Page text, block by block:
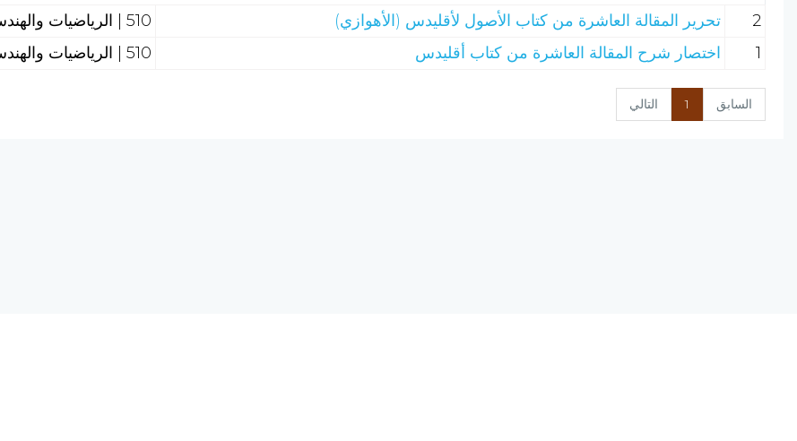
2 تحرير المقالة العاشرة من كتاب الأصول لأقليدس (الأهوازي) 510 | الرياضيات والهندسة
1
اختصار شرح المقالة العاشرة من كتاب أقليدس 510 | الرياضيات والهندسة
السابق 1 التالي